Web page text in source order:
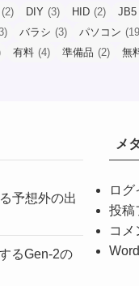
(2) DIY (3) HID (2) JB5
バラシ (3) パソコン
有料 (4) 準備品 (2) 無
予想外の出
るGen-2の
メ
ログ
投稿
コメ